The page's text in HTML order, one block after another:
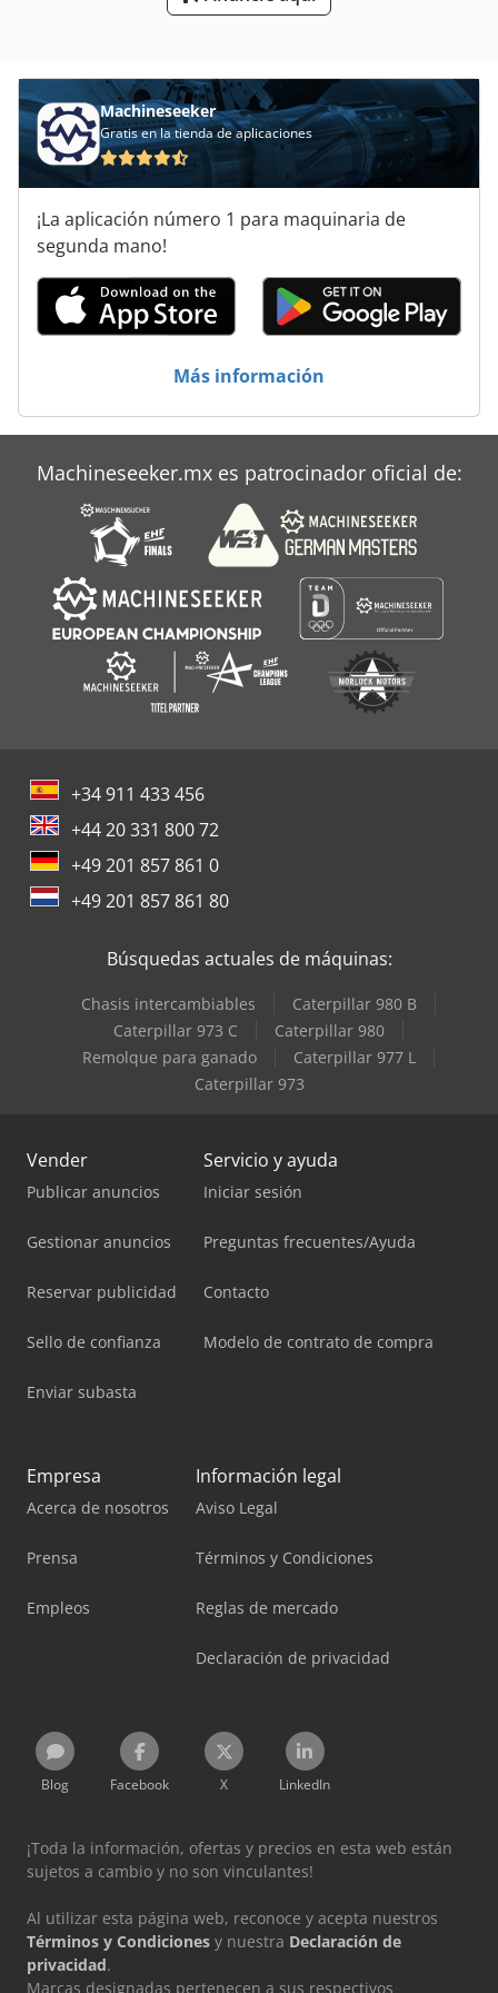
Torno Del Plan De
Torno Mecánico De Precisión
Machineseeker
Gratis en la tienda de aplicaciones
¡La aplicación número 1 para maquinaria de
segunda mano!
Más información
Machineseeker.mx es patrocinador oficial de:
+34 911 433 456
+44 20 331 800 72
+49 201 857 861 0
+49 201 857 861 80
Búsquedas actuales de máquinas:
Chasis intercambiables
Caterpillar 980 B
Caterpillar 973 C
Caterpillar 980
Remolque para ganado
Caterpillar 977 L
Caterpillar 973
Vender
Publicar anuncios
Gestionar anuncios
Reservar publicidad
Sello de confianza
Enviar subasta
Servicio y ayuda
Iniciar sesión
Preguntas frecuentes/Ayuda
Contacto
Modelo de contrato de compra
Empresa
Acerca de nosotros
Prensa
Empleos
Información legal
Aviso Legal
Términos y Condiciones
Reglas de mercado
Declaración de privacidad
Blog Facebook X LinkedIn
¡Toda la información, ofertas y precios en esta web están
sujetos a cambio y no son vinculantes!
Al utilizar esta página web, reconoce y acepta nuestros
Términos y Condiciones y nuestra Declaración de
privacidad.
Marcas designadas pertenecen a sus respectivos